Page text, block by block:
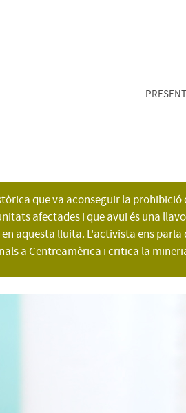
que va aconseguir la
afectades i que avui és una
aquesta lluita. L'activista ens
a Centreamèrica i critica la